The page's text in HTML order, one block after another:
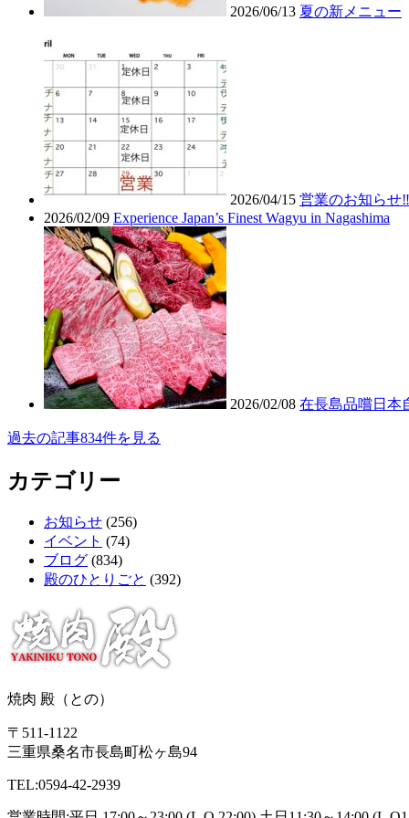
2026/06/13 夏の新メニュー
2026/04/15 営業のお知らせ‼︎
2026/02/09 Experience Japan’s Finest Wagyu in Nagashima
2026/02/08 在長島品嚐日本
過去の記事834件を見る
カテゴリー
お知らせ (256)
イベント (74)
ブログ (834)
殿のひとりごと (392)
焼肉 殿（との）
〒511-1122
三重県桑名市長島町松ヶ島94
TEL:0594-42-2939